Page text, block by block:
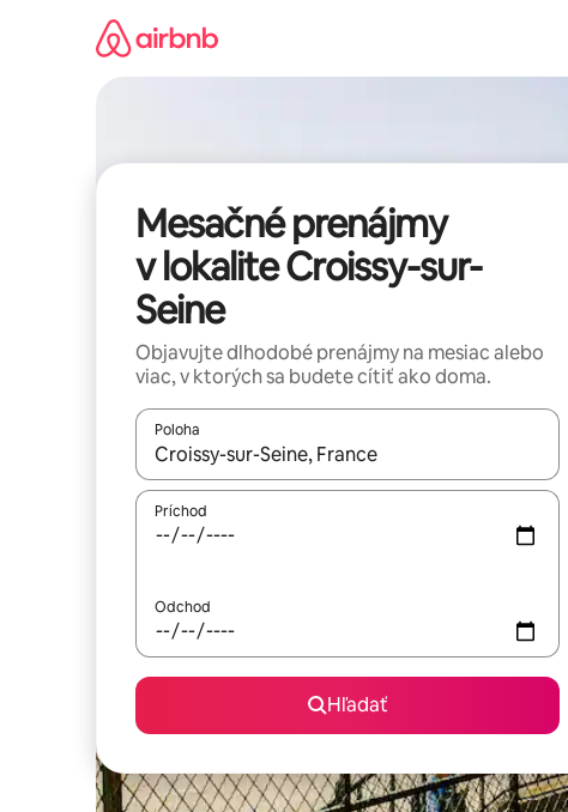
Mesačné prenájmy
v lokalite Croissy-sur-
Seine
Objavujte dlhodobé prenájmy na mesiac alebo
viac, v ktorých sa budete cítiť ako doma.
Poloha
Keď budú výsledky k dispozícii, môžete si ich
Príchod
Odchod
Hľadať